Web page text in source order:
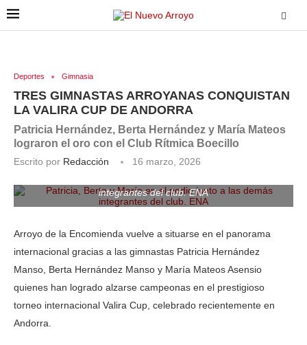
Deportes Gimnasia
TRES GIMNASTAS ARROYANAS CONQUISTAN
LA VALIRA CUP DE ANDORRA
Patricia Hernández, Berta Hernández y María Mateos
lograron el oro con el Club Rítmica Boecillo
Escrito por Redacción
16 marzo, 2026
integrantes del club. ENA
Arroyo de la Encomienda vuelve a situarse en el panorama
internacional gracias a las gimnastas Patricia Hernández
Manso, Berta Hernández Manso y María Mateos Asensio
quienes han logrado alzarse campeonas en el prestigioso
torneo internacional Valira Cup, celebrado recientemente en
Andorra.